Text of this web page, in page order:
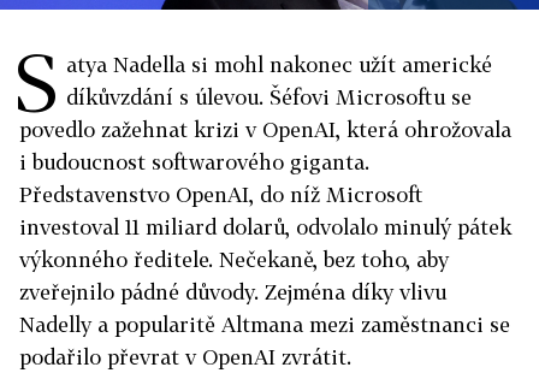
S atya Nadella si mohl nakonec užít americké
díkůvzdání s úlevou. Šéfovi Microsoftu se
povedlo zažehnat krizi v OpenAI, která ohrožovala
i budoucnost softwarového giganta.
Představenstvo OpenAI, do níž Microsoft
investoval 11 miliard dolarů, odvolalo minulý pátek
výkonného ředitele. Nečekaně, bez toho, aby
zveřejnilo pádné důvody. Zejména díky vlivu
Nadelly a popularitě Altmana mezi zaměstnanci se
podařilo převrat v OpenAI zvrátit.